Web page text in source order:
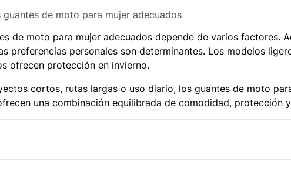
de moto para mujer adecuados
de moto para mujer adecuados depende de varios factores.
preferencias personales son determinantes. Los modelos
ofrecen protección en invierno.
cortos, rutas largas o uso diario, los guantes de moto
una combinación equilibrada de comodidad, protección